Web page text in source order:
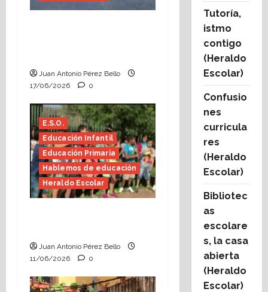
Juan Antonio Pérez Bello
17/06/2026
0
E.S.O.
Educación Infantil
Educación Primaria
Hablemos de educación
Heraldo Escolar
Juan Antonio Pérez Bello
11/06/2026
0
Tutoría,
istmo
contigo
(Heraldo
Escolar)
Confusio
nes
curricula
res
(Heraldo
Escolar)
Bibliotec
as
escolare
s, la casa
abierta
(Heraldo
Escolar)